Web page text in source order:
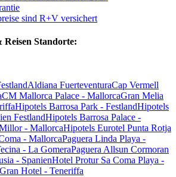
Reisen Standorte:
Aldiana FuerteventuraCap Vermell
CM Mallorca Palace - MallorcaGran Melia
Hipotels Barrosa Park - FestlandHipotels
FestlandHipotels Barrosa Palace -
- MallorcaHipotels Eurotel Punta Rotja
- MallorcaPaguera Linda Playa -
- La GomeraPaguera Allsun Cormoran
- SpanienHotel Protur Sa Coma Playa -
Hotel - Teneriffa